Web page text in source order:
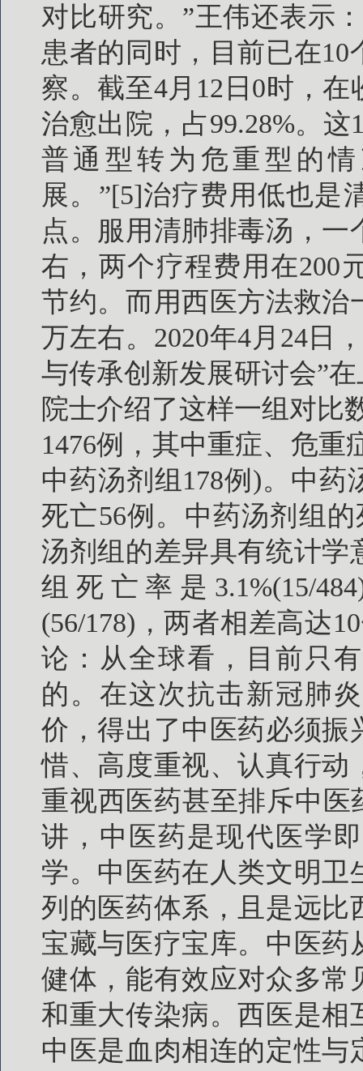
对比研究。”王伟还表示
患者的同时，目前已在
察。截至4月12日0时，在
治愈出院，占99.28%。
普通型转为危重型的
展。”[5]治疗费用低也是
点。服用清肺排毒汤，一
右，两个疗程费用在200
节约。而用西医方法救治
万左右。2020年4月24日
与传承创新发展研讨会”
院士介绍了这样一组对比
1476例，其中重症、危重
中药汤剂组178例)。中药
死亡56例。中药汤剂组
汤剂组的差异具有统计学
组死亡率是3.1%(15/
(56/178)，两者相差高达
论：从全球看，目前只
的。在这次抗击新冠肺
价，得出了中医药必须振
惜、高度重视、认真行动
重视西医药甚至排斥中医
讲，中医药是现代医学
学。中医药在人类文明
列的医药体系，且是远比
宝藏与医疗宝库。中医
健体，能有效应对众多常
和重大传染病。西医是相
中医是血肉相连的定性